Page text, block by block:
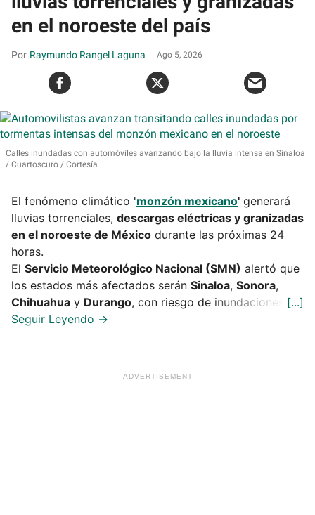
en el noroeste del país
Raymundo Rangel Laguna Ago 5, 2026
Calles inundadas con automóviles avanzando bajo la lluvia intensa en Sinaloa
Cuartoscuro / Cortesía
El fenómeno climático 'monzón mexicano' generará
lluvias torrenciales, descargas eléctricas y granizadas
en el noroeste de México durante las próximas 24
horas.
El Servicio Meteorológico Nacional (SMN) alertó que
los estados más afectados serán Sinaloa, Sonora,
Chihuahua y Durango, con riesgo de inundaciones.